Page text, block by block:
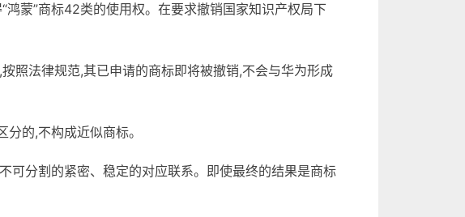
蒙”商标42类的使用权。在要求撤销国家知识产权局下
照法律规范,其已申请的商标即将被撤销,不会与华为形成
的,不构成近似商标。
可分割的紧密、稳定的对应联系。即使最终的结果是商标